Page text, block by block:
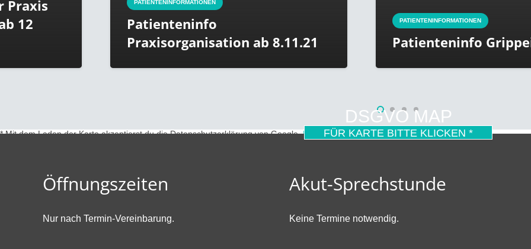
PATIENTENINFORMATIONEN
Patienteninfo
Praxisorganisation ab 8.11.21
PATIENTENINFORMATIONEN
Patienteninfo Grippeimpfstoff
DSGVO MAP
FÜR KARTE BITTE KLICKEN *
* Mit dem Laden der Karte akzeptierst du die Datenschutzerklärung von Google.Mehr erfahren
Öffnungszeiten
Nur nach Termin-Vereinbarung.
Akut-Sprechstunde
Keine Termine notwendig.